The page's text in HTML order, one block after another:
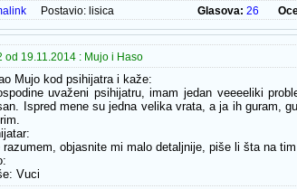
Postavio: lisica Glasova: 26
od 19.11.2014 : Mujo i Haso
Mujo kod psihijatra i kaže:
uvaženi psihijatru, imam jedan veeeeliki
Ispred mene su jedna velika vrata, a ja ih guram,
razumem, objasnite mi malo detaljnije, piše li šta na
Vuci